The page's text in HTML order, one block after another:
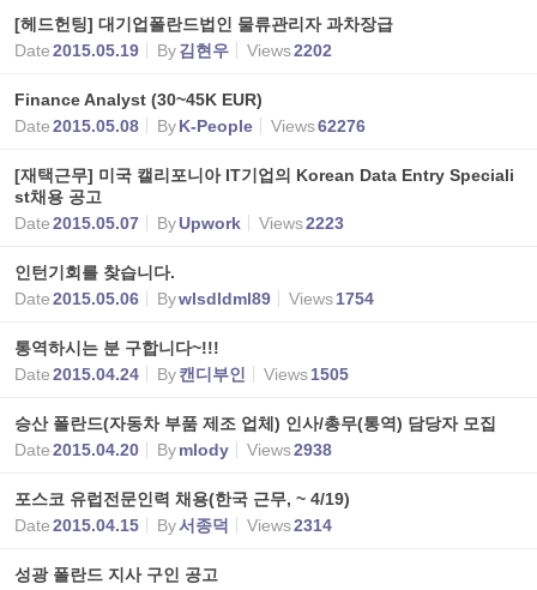
[헤드헌팅] 대기업폴란드법인 물류관리자 과차장급
Date2015.05.19 By김현우 Views2202
Finance Analyst (30~45K EUR)
Date2015.05.08 ByK-People Views62276
[재택근무] 미국 캘리포니아 IT기업의 Korean Data Entry Speciali
st채용 공고
Date2015.05.07 ByUpwork Views2223
인턴기회를 찾습니다.
Date2015.05.06 Bywlsdldml89 Views1754
통역하시는 분 구합니다~!!!
Date2015.04.24 By캔디부인 Views1505
승산 폴란드(자동차 부품 제조 업체) 인사/총무(통역) 담당자 모집
Date2015.04.20 Bymlody Views2938
포스코 유럽전문인력 채용(한국 근무, ~ 4/19)
Date2015.04.15 By서종덕 Views2314
성광 폴란드 지사 구인 공고